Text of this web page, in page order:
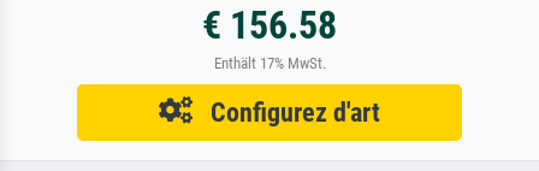
€ 156.58
Enthält 17% MwSt.
Configurez d'art